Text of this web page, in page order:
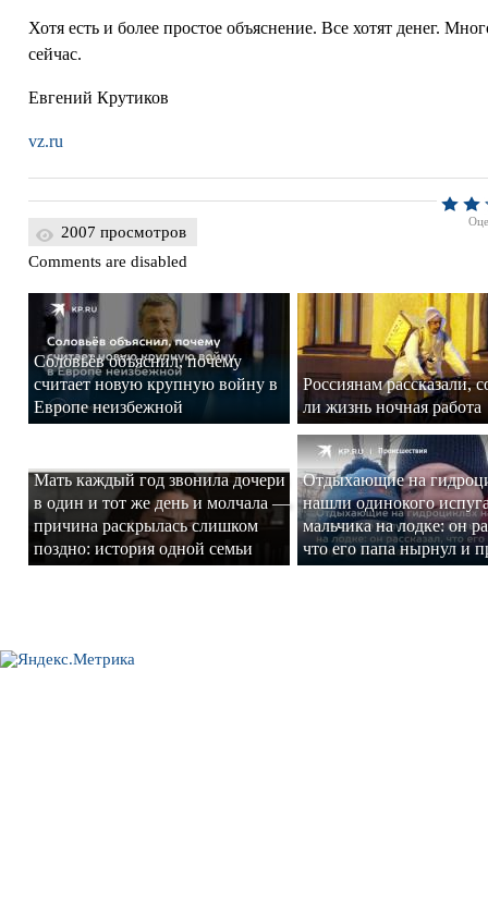
Хотя есть и более простое объяснение. Все хотят денег.
сейчас.
Евгений Крутиков
vz.ru
2007 просмотров
Comments are disabled
Соловьёв объяснил, почему
считает новую крупную войну в
Европе неизбежной
Россиянам рассказали,
ли жизнь ночная работа
Мать каждый год звонила дочери
в один и тот же день и молчала —
причина раскрылась слишком
поздно: история одной семьи
Отдыхающие на
нашли одинокого
мальчика на лодке: он
что его папа нырнул и